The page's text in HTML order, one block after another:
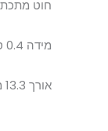
חוט מתכת
מידה 0.4 ס"מ 24 Gauge.
אורך 13.3 מטר בערך